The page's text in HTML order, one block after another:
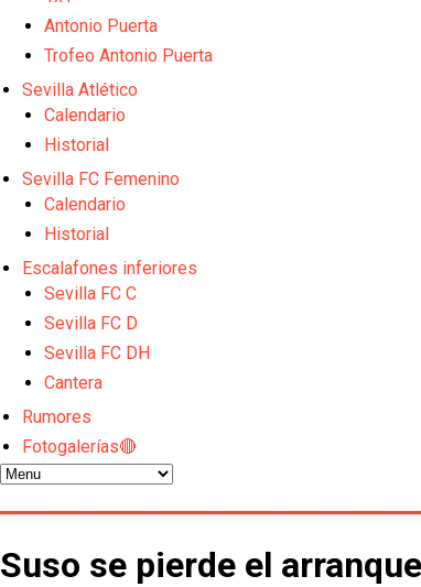
Los contratiempos para García Plaza por
El Sevilla C se queda en Tercera Federación
Luis García Plaza: No sufrir ya es un paso
Antonio Puerta
Trofeo Antonio Puerta
Sevilla Atlético
Calendario
Historial
Sevilla FC Femenino
Calendario
Historial
Escalafones inferiores
Sevilla FC C
Sevilla FC D
Sevilla FC DH
Cantera
Rumores
Fotogalerías🔴
Suso se pierde el